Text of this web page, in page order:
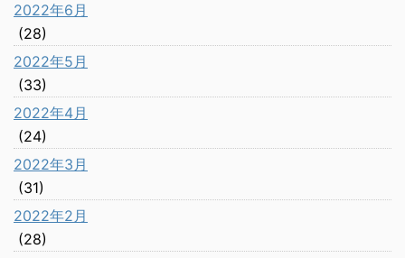
2022年6月
(28)
2022年5月
(33)
2022年4月
(24)
2022年3月
(31)
2022年2月
(28)